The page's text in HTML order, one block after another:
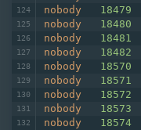
nobody
nobody
nobody
nobody
nobody
nobody
nobody
nobody
nobody